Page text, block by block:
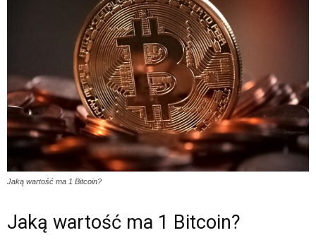
Jaką wartość ma 1 Bitcoin?
Jaką wartość ma 1 Bitcoin?